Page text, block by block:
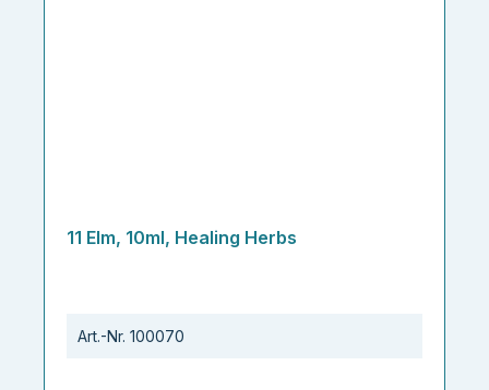
11 Elm, 10ml, Healing Herbs
Art.-Nr. 100070